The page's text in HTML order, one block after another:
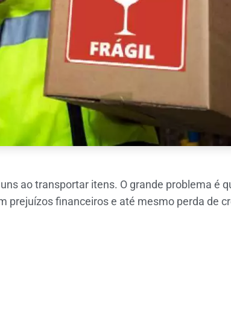
ao transportar itens. O grande problema é
prejuízos financeiros e até mesmo perda de